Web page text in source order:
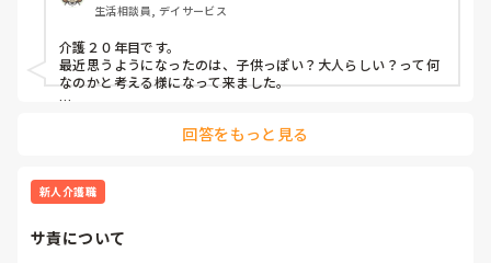
生活相談員, デイサービス
介護２０年目です。
最近思うようになったのは、子供っぽい？大人らしい？って何
なのかと考える様になって来ました。
敬老会、おばあちゃん？　又は、両親にするとしたら、孫つれ
て実家に行って、ご飯、プレゼント？外食と言う所ですかね？
クリスマスもにたような、感じ？
回答をもっと見る
新人介護職
サ責について